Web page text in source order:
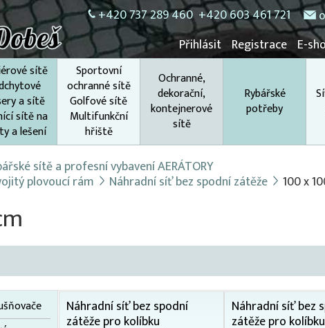
+420 737 289 460 +420 603 461 721
Přihlásit Registrace E-
sítě
a sítě
sítě na
a lešení
Sportovní
ochranné sítě
Golfové sítě
Multifunkční
hřiště
Ochranné,
dekorační,
kontejnerové
sítě
Rybářské
potřeby
sítě a profesní vybavení AERÁTORY
plovoucí rám Náhradní síť bez spodní zátěže 100 x
Náhradní síť bez spodní
zátěže pro kolíbku
Náhradní síť bez
zátěže pro kolíbku